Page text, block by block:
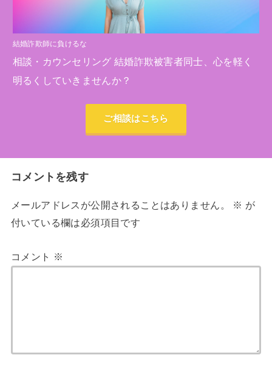
結婚詐欺師に負けるな
相談・カウンセリング 結婚詐欺被害者同士、心を軽く
明るくしていきませんか？
ご相談はこちら
コメントを残す
メールアドレスが公開されることはありません。 ※ が
付いている欄は必須項目です
コメント ※